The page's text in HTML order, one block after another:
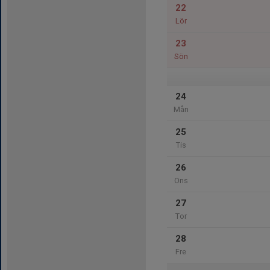
22
Lör
23
Sön
24
Mån
25
Tis
26
Ons
27
Tor
28
Fre